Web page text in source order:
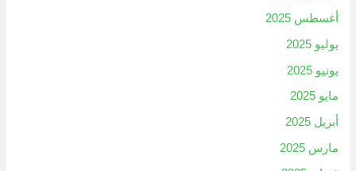
أغسطس 2025
يوليو 2025
يونيو 2025
مايو 2025
أبريل 2025
مارس 2025